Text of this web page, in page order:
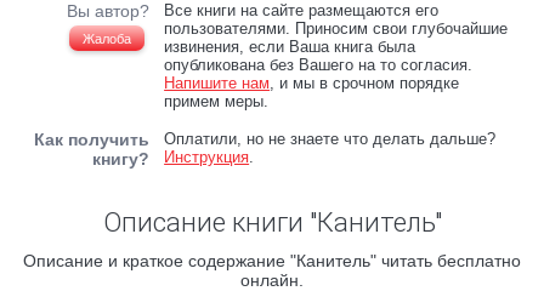
Вы автор?
Жалоба
Все книги на сайте размещаются его
пользователями. Приносим свои глубочайшие
извинения, если Ваша книга была
опубликована без Вашего на то согласия.
Напишите нам, и мы в срочном порядке
примем меры.
Как получить
книгу?
Оплатили, но не знаете что делать дальше?
Инструкция.
Описание книги "Канитель"
Описание и краткое содержание "Канитель" читать бесплатно
онлайн.